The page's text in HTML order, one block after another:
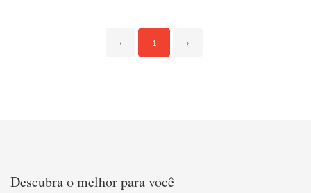
‹ 1 ›
Descubra o melhor para você